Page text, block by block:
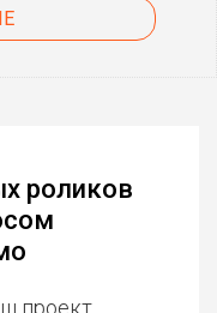
роликов
проект